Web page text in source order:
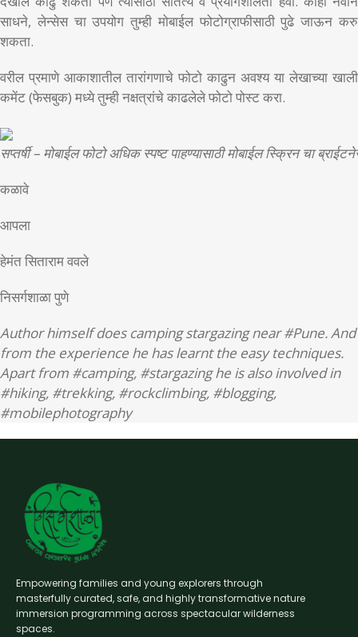
साधने, लेन्सेस चा उपयोग तुम्ही मोबाईल फोटोग्राफीसाठी पुढे जाऊन करु
शकता.
वरील प्रमाणे आकाशातील तारांगणाचे फोटो काढुन अवश्य या लेखाच्या खाली
कमेंट (फेसबुक) मध्ये तुम्ही नक्षत्रांचे काढलेले फोटो पोस्ट करा.
सप्तर्षी – मोबाईल फोटो अधिक स्पष्ट पाहण्यासाठी मोबाईल स्क्रिन चा
कळावे
आपला
हेमंत सिताराम ववले
निसर्गशाळा पुणे
Author himself does camping stargazing near #Pune. And
from the experience he has learnt the easy techniques.
Apart from #camping, #stargazing he is also involved in
#hiking, #trekking, #rockclimbing, #blogging,
#mobilephotography
Empowering families and young explorers through
masterfully curated, safe, and highly transformative nature
immersion programming across spectacular wilderness
spaces.